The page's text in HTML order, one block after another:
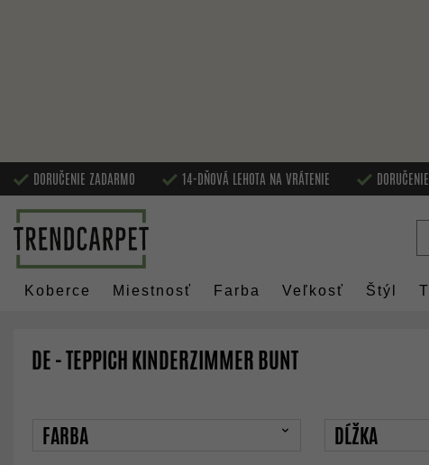
DORUČENIE ZADARMO 14-DŇOVÁ LEHOTA NA VRÁTENIE
Koberce Miestnosť Farba Veľkosť Štýl
DE - TEPPICH KINDERZIMMER BUNT
FARBA DĹŽKA